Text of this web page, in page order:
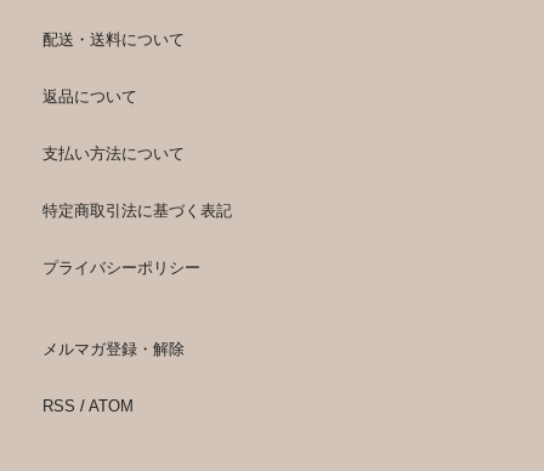
配送・送料について
返品について
支払い方法について
特定商取引法に基づく表記
プライバシーポリシー
メルマガ登録・解除
RSS / ATOM